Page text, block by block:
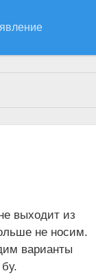
выходит из
не носим.
варианты